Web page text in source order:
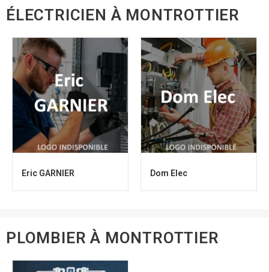
ÉLECTRICIEN À MONTROTTIER
Eric GARNIER Dom Elec
PLOMBIER À MONTROTTIER